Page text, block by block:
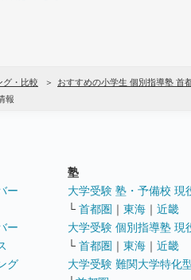
グ・比較 おすすめの小学生 個別指導塾 首
報
ー
ー
グ
塾
大学受験 塾・予備校 現
└ 首都圏 ｜ 東海 ｜ 近畿
大学受験 個別指導塾 現
└ 首都圏 ｜ 東海 ｜ 近畿
大学受験 難関大学特化